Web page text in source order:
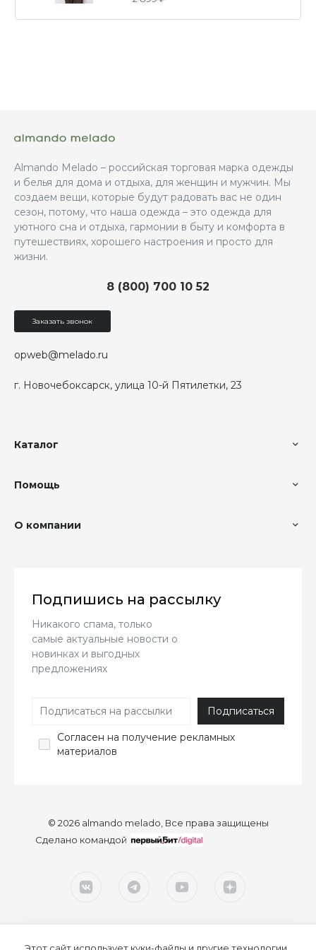
Almando Melado – российская торговая марка одежды
и белья для дома и отдыха, для женщин и мужчин. Мы
создаем вещи, которые будут радовать вас не один
сезон, потому, что наша одежда – это одежда для
уютного сна и отдыха, гармонии в быту и комфорта в
путешествиях, хорошего настроения и просто для
жизни.
г. Новочебоксарск, улица 10-й Пятилетки, 23
8 (800) 700 10 52
opweb@melado.ru
Заказать звонок
Каталог
Помощь
О компании
Подпишись на рассылку
Никакого спама, только
самые актуальные новости о
новинках и выгодных
предложениях
Согласен на получение рекламных
материалов
© 2026 almando melado, Все права защищены
Сделано командой